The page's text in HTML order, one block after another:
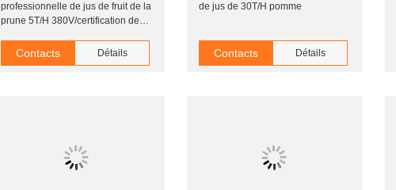
professionnelle de jus de fruit de la
prune 5T/H 380V/certification de
Contacts Détails
de jus de 30T/H pomme
Contacts Détails